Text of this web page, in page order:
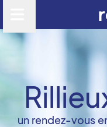
un rendez-vous